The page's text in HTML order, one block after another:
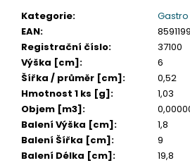
Kategorie:
Gastro
EAN:
Registrační číslo:
37100
Výška [cm]:
6
Šířka / průměr [cm]:
0,52
Hmotnost 1 ks [g]:
1,03
Objem [m3]:
Balení Výška [cm]:
1,8
Balení Šířka [cm]:
9
Balení Délka [cm]:
19,8
e
m
e
DAHLE
LAMINÁTOR
70103,
A3,
VÁLCE